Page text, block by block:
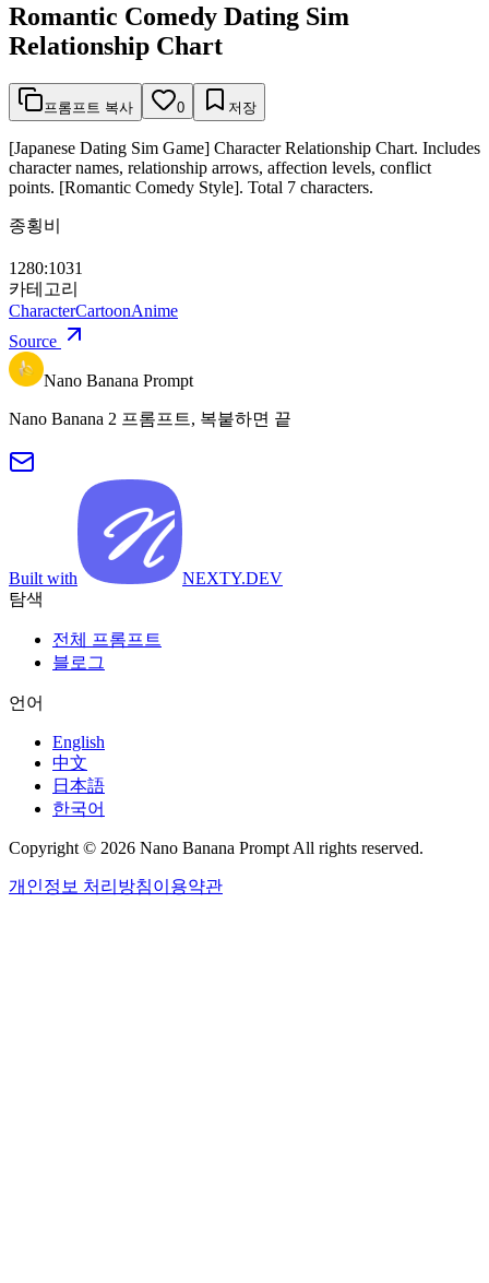
Romantic Comedy Dating Sim
Relationship Chart
프롬프트 복사 0 저장
[Japanese Dating Sim Game] Character Relationship Chart. Includes
character names, relationship arrows, affection levels, conflict
points. [Romantic Comedy Style]. Total 7 characters.
종횡비
1280:1031
카테고리
CharacterCartoonAnime
Source
Nano Banana Prompt
Nano Banana 2 프롬프트, 복붙하면 끝
Built with
NEXTY.DEV
탐색
전체 프롬프트
블로그
언어
English
中文
日本語
한국어
Copyright © 2026 Nano Banana Prompt All rights reserved.
개인정보 처리방침이용약관